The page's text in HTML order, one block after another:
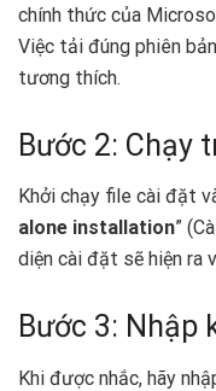
chính thức của
Việc tải đúng phiên
tương thích.
Bước 2: Chạy
Khởi chạy file cài đặt
alone installation”
diện cài đặt sẽ hiện ra
Bước 3: Nhập
Khi được nhắc, hãy